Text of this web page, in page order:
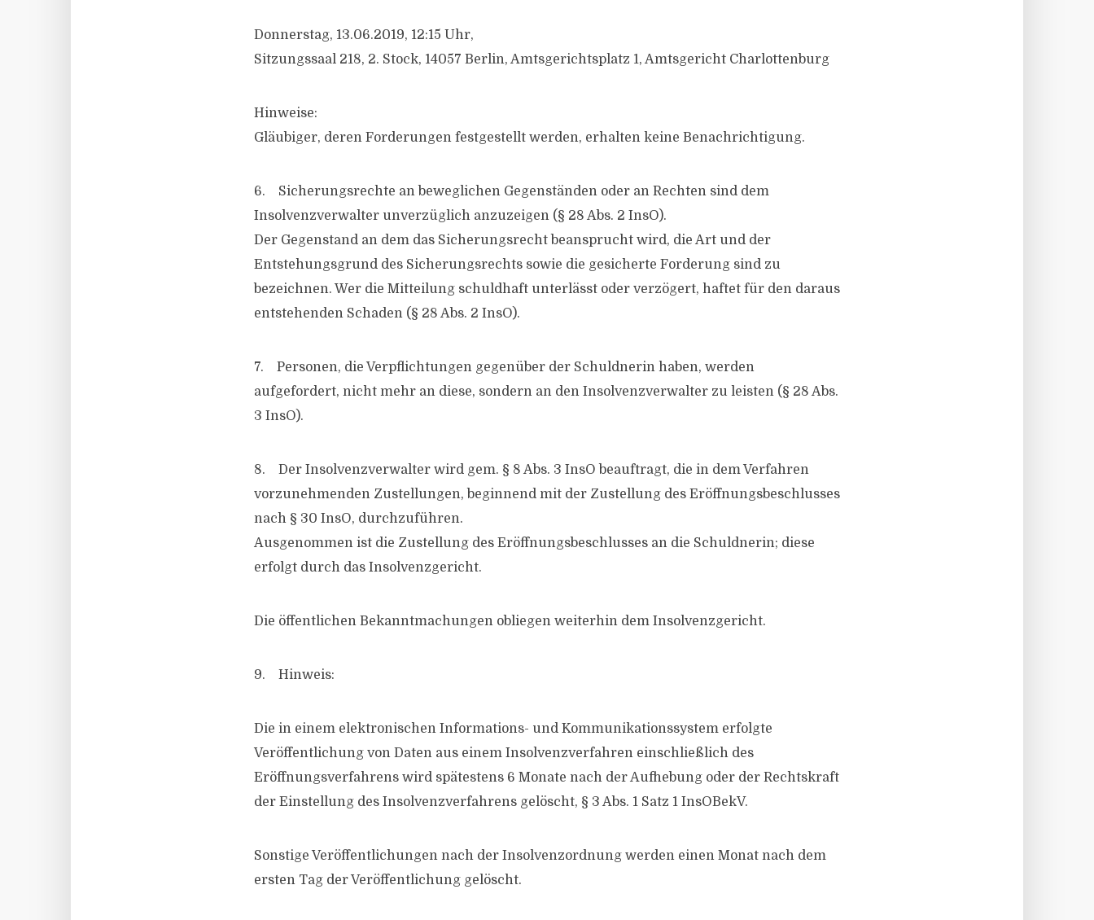
Donnerstag, 13.06.2019, 12:15 Uhr,
Sitzungssaal 218, 2. Stock, 14057 Berlin, Amtsgerichtsplatz 1, Amtsgericht Charlottenburg
Hinweise:
Gläubiger, deren Forderungen festgestellt werden, erhalten keine Benachrichtigung.
6. Sicherungsrechte an beweglichen Gegenständen oder an Rechten sind dem
Insolvenzverwalter unverzüglich anzuzeigen (§ 28 Abs. 2 InsO).
Der Gegenstand an dem das Sicherungsrecht beansprucht wird, die Art und der
Entstehungsgrund des Sicherungsrechts sowie die gesicherte Forderung sind zu
bezeichnen. Wer die Mitteilung schuldhaft unterlässt oder verzögert, haftet für den daraus
entstehenden Schaden (§ 28 Abs. 2 InsO).
7. Personen, die Verpflichtungen gegenüber der Schuldnerin haben, werden
aufgefordert, nicht mehr an diese, sondern an den Insolvenzverwalter zu leisten (§ 28 Abs.
3 InsO).
8. Der Insolvenzverwalter wird gem. § 8 Abs. 3 InsO beauftragt, die in dem Verfahren
vorzunehmenden Zustellungen, beginnend mit der Zustellung des Eröffnungsbeschlusses
nach § 30 InsO, durchzuführen.
Ausgenommen ist die Zustellung des Eröffnungsbeschlusses an die Schuldnerin; diese
erfolgt durch das Insolvenzgericht.
Die öffentlichen Bekanntmachungen obliegen weiterhin dem Insolvenzgericht.
9. Hinweis:
Die in einem elektronischen Informations- und Kommunikationssystem erfolgte
Veröffentlichung von Daten aus einem Insolvenzverfahren einschließlich des
Eröffnungsverfahrens wird spätestens 6 Monate nach der Aufhebung oder der Rechtskraft
der Einstellung des Insolvenzverfahrens gelöscht, § 3 Abs. 1 Satz 1 InsOBekV.
Sonstige Veröffentlichungen nach der Insolvenzordnung werden einen Monat nach dem
ersten Tag der Veröffentlichung gelöscht.